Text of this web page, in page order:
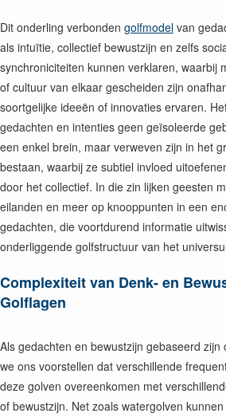
Dit onderling verbonden golfmodel van
als intuïtie, collectief bewustzijn en zelfs
synchroniciteiten kunnen verklaren, waarbij
of cultuur van elkaar gescheiden zijn
soortgelijke ideeën of innovaties ervaren.
gedachten en intenties geen geïsoleerde
een enkel brein, maar verweven zijn in het
bestaan, waarbij ze subtiel invloed
door het collectief. In die zin lijken geesten
eilanden en meer op knooppunten in een
gedachten, die voortdurend informatie
onderliggende golfstructuur van het
Complexiteit van Denk- en
Golflagen
Als gedachten en bewustzijn gebaseerd
we ons voorstellen dat verschillende
deze golven overeenkomen met
of bewustzijn. Net zoals watergolven